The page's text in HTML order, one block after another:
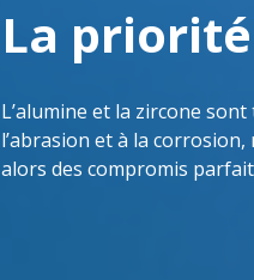
La
L’alumine et la zircone
l’abrasion et à la corrosion,
alors des compromis